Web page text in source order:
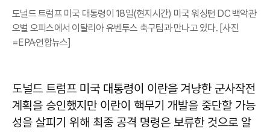
도널드 트럼프 미국 대통령이 18일(현지시간) 미국 워싱턴 DC 백악관
오벌 오피스에서 이탈리아 유벤투스 축구팀과 만나고 있다. [사진
=EPA·연합뉴스]
도널드 트럼프 미국 대통령이 이란을 겨냥한 군사작전
계획을 승인했지만 이란이 핵무기 개발을 중단할 가능
성을 살피기 위해 최종 공격 명령은 보류한 것으로 알